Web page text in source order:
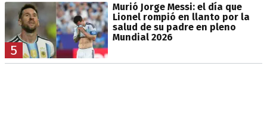
5
Murió Jorge Messi: el día que
Lionel rompió en llanto por la
salud de su padre en pleno
Mundial 2026